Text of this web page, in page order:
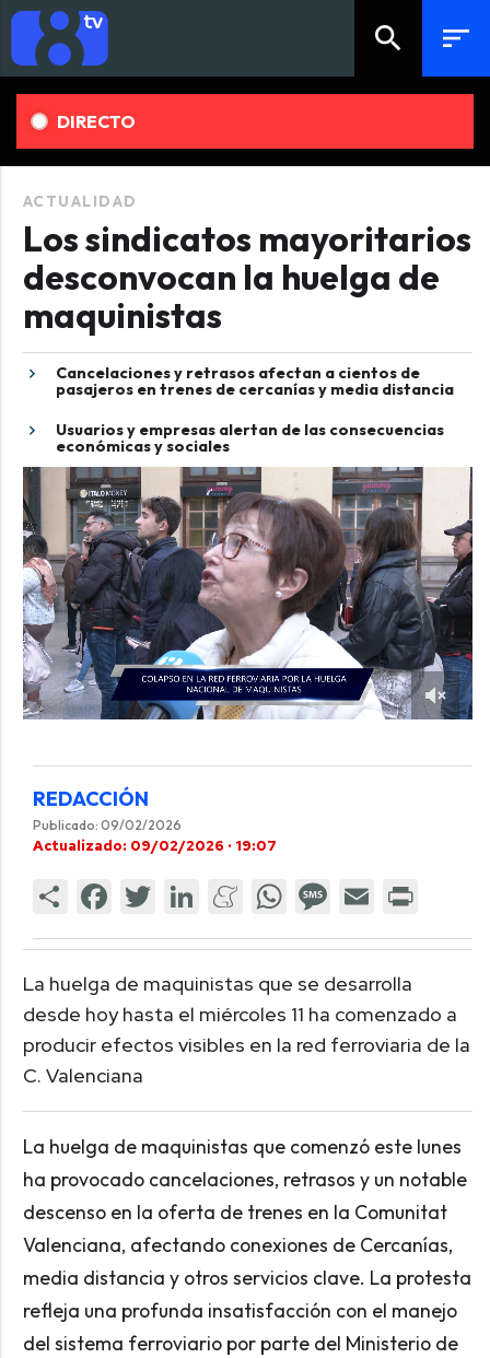
search sort
DIRECTO
ACTUALIDAD
Los sindicatos mayoritarios
desconvocan la huelga de
maquinistas
Cancelaciones y retrasos afectan a cientos de
pasajeros en trenes de cercanías y media distancia
Usuarios y empresas alertan de las consecuencias
económicas y sociales
REDACCIÓN
Publicado: 09/02/2026
Actualizado: 09/02/2026 · 19:07
La huelga de maquinistas que se desarrolla
desde hoy hasta el miércoles 11 ha comenzado a
producir efectos visibles en la red ferroviaria de la
C. Valenciana
La huelga de maquinistas que comenzó este lunes
ha provocado cancelaciones, retrasos y un notable
descenso en la oferta de trenes en la Comunitat
Valenciana, afectando conexiones de Cercanías,
media distancia y otros servicios clave. La protesta
refleja una profunda insatisfacción con el manejo
del sistema ferroviario por parte del Ministerio de